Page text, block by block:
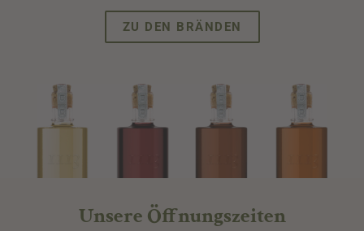
ZU DEN BRÄNDEN
Unsere Öffnungszeiten